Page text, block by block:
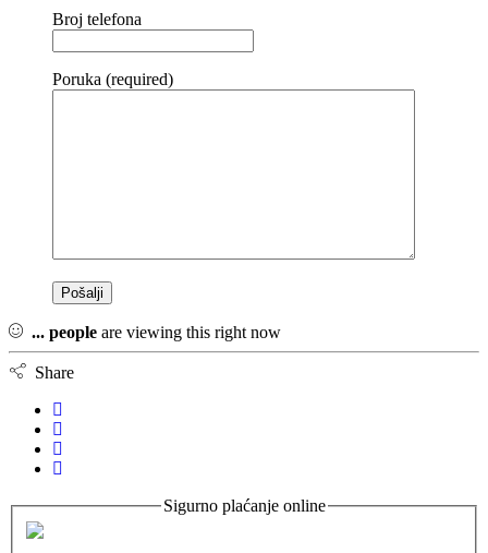
Broj telefona
Poruka (required)
... people are viewing this right now
Share
Sigurno plaćanje online